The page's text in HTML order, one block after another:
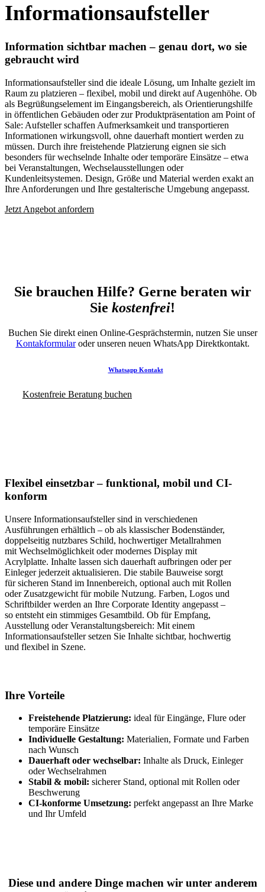
Informationsaufsteller
Information sichtbar machen – genau dort, wo sie
gebraucht wird
Informationsaufsteller sind die ideale Lösung, um Inhalte gezielt im
Raum zu platzieren – flexibel, mobil und direkt auf Augenhöhe. Ob
als Begrüßungselement im Eingangsbereich, als Orientierungshilfe
in öffentlichen Gebäuden oder zur Produktpräsentation am Point of
Sale: Aufsteller schaffen Aufmerksamkeit und transportieren
Informationen wirkungsvoll, ohne dauerhaft montiert werden zu
müssen. Durch ihre freistehende Platzierung eignen sie sich
besonders für wechselnde Inhalte oder temporäre Einsätze – etwa
bei Veranstaltungen, Wechselausstellungen oder
Kundenleitsystemen. Design, Größe und Material werden exakt an
Ihre Anforderungen und Ihre gestalterische Umgebung angepasst.
Jetzt Angebot anfordern
Sie brauchen Hilfe? Gerne beraten wir
Sie kostenfrei!
Buchen Sie direkt einen Online-Gesprächstermin, nutzen Sie unser
Kontakformularoder unseren neuen WhatsApp Direktkontakt.
Whatsapp Kontakt
Kostenfreie Beratung buchen
Flexibel einsetzbar – funktional, mobil und CI-
konform
Unsere Informationsaufsteller sind in verschiedenen
Ausführungen erhältlich – ob als klassischer Bodenständer,
doppelseitig nutzbares Schild, hochwertiger Metallrahmen
mit Wechselmöglichkeit oder modernes Display mit
Acrylplatte. Inhalte lassen sich dauerhaft aufbringen oder per
Einleger jederzeit aktualisieren. Die stabile Bauweise sorgt
für sicheren Stand im Innenbereich, optional auch mit Rollen
oder Zusatzgewicht für mobile Nutzung. Farben, Logos und
Schriftbilder werden an Ihre Corporate Identity angepasst –
so entsteht ein stimmiges Gesamtbild. Ob für Empfang,
Ausstellung oder Veranstaltungsbereich: Mit einem
Informationsaufsteller setzen Sie Inhalte sichtbar, hochwertig
und flexibel in Szene.
Ihre Vorteile
Freistehende Platzierung: ideal für Eingänge, Flure oder
temporäre Einsätze
Individuelle Gestaltung: Materialien, Formate und Farben
nach Wunsch
Dauerhaft oder wechselbar: Inhalte als Druck, Einleger
oder Wechselrahmen
Stabil & mobil: sicherer Stand, optional mit Rollen oder
Beschwerung
CI-konforme Umsetzung: perfekt angepasst an Ihre Marke
und Ihr Umfeld
Diese und andere Dinge machen wir unter anderem